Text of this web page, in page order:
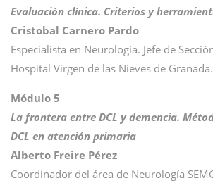
Evaluación clínica. Criterios y
Cristobal Carnero Pardo
Especialista en Neurología. Jefe de
Hospital Virgen de las Nieves de Granada.
Módulo 5
La frontera entre DCL y demencia.
DCL en atención primaria
Alberto Freire Pérez
Coordinador del área de Neurología